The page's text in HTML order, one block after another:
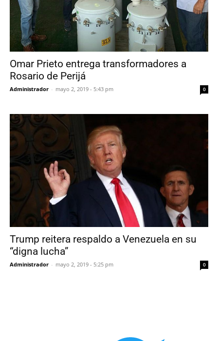
Omar Prieto entrega transformadores a
Rosario de Perijá
Administrador - mayo 2, 2019 - 5:43 pm 0
Trump reitera respaldo a Venezuela en su
“digna lucha”
Administrador - mayo 2, 2019 - 5:25 pm 0